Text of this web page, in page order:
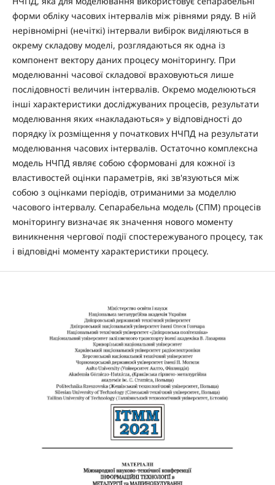
форми обліку часових інтервалів між рівнями ряду. В ній
нерівномірні (нечіткі) інтервали вибірок виділяються в
окрему складову моделі, розглядаються як одна із
компонент вектору даних процесу моніторингу. При
моделюванні часової складової враховуються лише
послідовності величин інтервалів. Окремо моделюються
інші характеристики досліджуваних процесів, результати
моделювання яких «накладаються» у відповідності до
порядку їх розміщення у початкових НЧПД на результати
моделювання часових інтервалів. Остаточно комплексна
модель НЧПД являє собою сформовані для кожної із
властивостей оцінки параметрів, які зв'язуються між
собою з оцінками періодів, отриманими за моделлю
часового інтервалу. Сепарабельна модель (СПМ) процесів
моніторингу визначає як значення нового моменту
виникнення чергової події спостережуваного процесу, так
і відповідні моменту характеристики процесу.